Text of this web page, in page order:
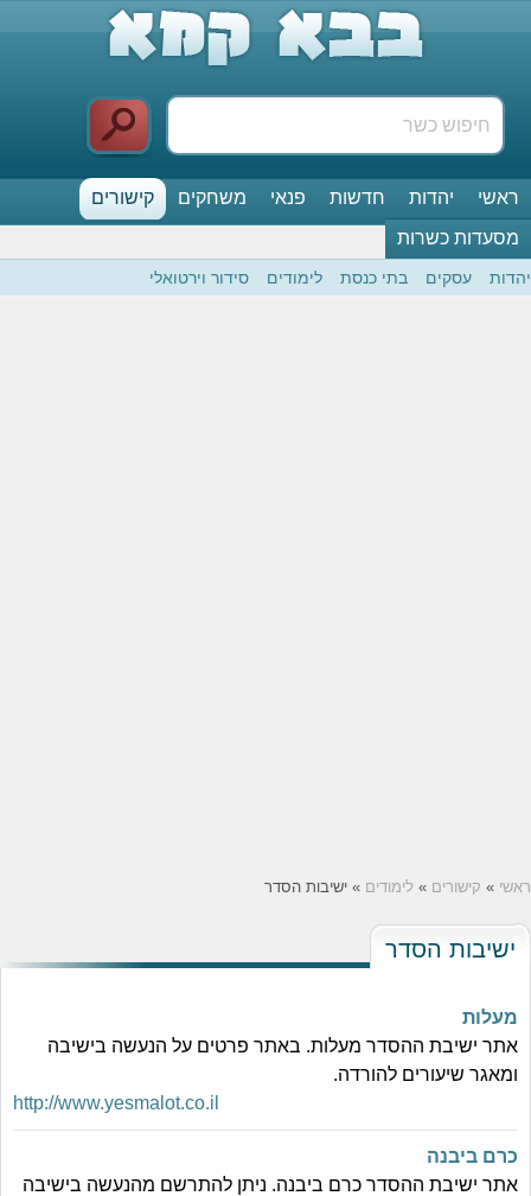
ראשי יהדות חדשות פנאי משחקים
קישורים
מסעדות כשרות
יהדות עסקים בתי כנסת לימודים סידור וירטואלי
ראשי » קישורים » לימודים » ישיבות הסדר
ישיבות הסדר
מעלות
אתר ישיבת ההסדר מעלות. באתר פרטים על הנעשה בישיבה
ומאגר שיעורים להורדה.
http://www.yesmalot.co.il
כרם ביבנה
אתר ישיבת ההסדר כרם ביבנה. ניתן להתרשם מהנעשה בישיבה